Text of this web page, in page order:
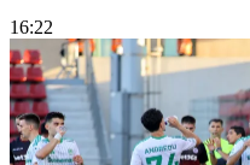
16:22